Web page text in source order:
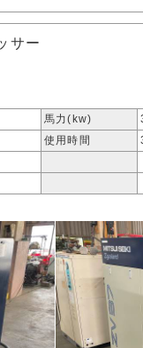
サー
馬力(kw)
使用時間